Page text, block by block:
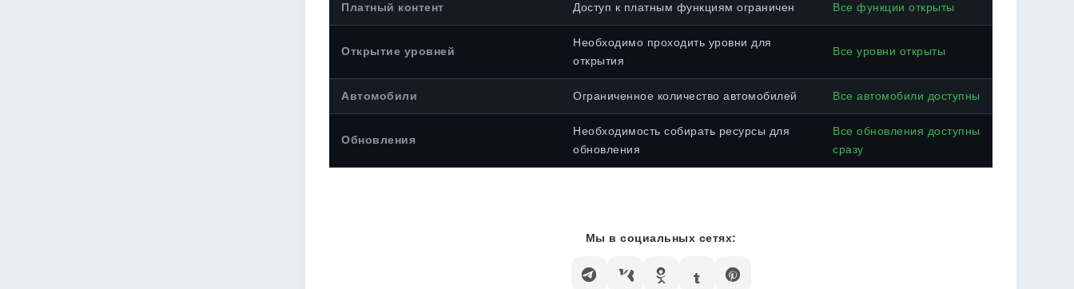
Платный контент Доступ к платным функциям ограничен Все функции открыты
Открытие уровней
Необходимо проходить уровни для
открытия
Все уровни открыты
Автомобили Ограниченное количество автомобилей Все автомобили доступны
Обновления
Необходимость собирать ресурсы для
обновления
Все обновления доступны
сразу
Мы в социальных сетях: